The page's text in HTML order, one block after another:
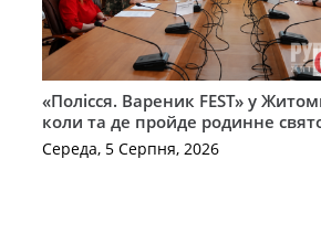
«Полісся. Вареник FEST» у
коли та де пройде родинне
Середа, 5 Серпня, 2026